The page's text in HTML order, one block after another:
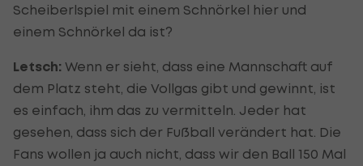
Scheiberlspiel mit einem Schnörkel hier und
einem Schnörkel da ist?
Letsch: Wenn er sieht, dass eine Mannschaft auf
dem Platz steht, die Vollgas gibt und gewinnt, ist
es einfach, ihm das zu vermitteln. Jeder hat
gesehen, dass sich der Fußball verändert hat. Die
Fans wollen ja auch nicht, dass wir den Ball 150 Mal